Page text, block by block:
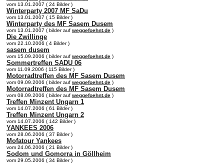
vom 13.01.2007 ( 24 Bilder )
Winterparty 2007 MF SaDu
vom 13.01.2007 ( 15 Bilder )
Winterparty des MF Sasem Dusem
vom 13.01.2007 ( bilder auf weggefoehnt.de )
Die Zwillinge
vom 22.10.2006 ( 4 Bilder )
sasem dusem
vom 15.09.2006 ( bilder auf weggefoehnt.de )
Sommertreffen SADU 06
vom 11.09.2006 ( 115 Bilder )
Motorradtreffen des MF Sasem Dusem
vom 09.09.2006 ( bilder auf weggefoehnt.de )
Motorradtreffen des MF Sasem Dusem
vom 08.09.2006 ( bilder auf weggefoehnt.de )
Treffen Minzent Ungarn 1
vom 14.07.2006 ( 61 Bilder )
Treffen Minzent Ungarn 2
vom 14.07.2006 ( 142 Bilder )
YANKEES 2006
vom 28.06.2006 ( 37 Bilder )
Mofatour Yankees
vom 24.06.2006 ( 21 Bilder )
Sodom und Gomorra in Göllheim
vom 29.05.2006 ( 34 Bilder )